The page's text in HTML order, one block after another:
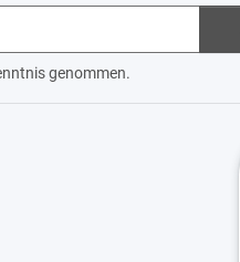
genommen.